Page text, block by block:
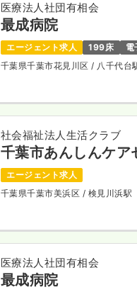
医療法人社団有相会
最成病院
エージェント求人 199床 電
千葉県千葉市花見川区/ 八千代台
社会福祉法人生活クラブ
千葉市あんしんケア
エージェント求人
千葉県千葉市美浜区 / 検見川浜駅
医療法人社団有相会
最成病院